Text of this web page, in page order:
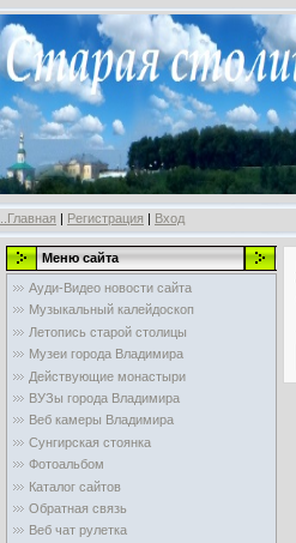
..Главная | Регистрация | Вход
Меню сайта
Ауди-Видео новости сайта
Музыкальный калейдоскоп
Летопись старой столицы
Музеи города Владимира
Действующие монастыри
ВУЗы города Владимира
Веб камеры Владимира
Сунгирская стоянка
Фотоальбом
Каталог сайтов
Обратная связь
Веб чат рулетка